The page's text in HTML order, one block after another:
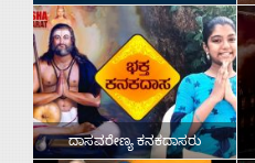
ದಾಸವರೇಣ್ಯ ಕನಕದಾಸರು